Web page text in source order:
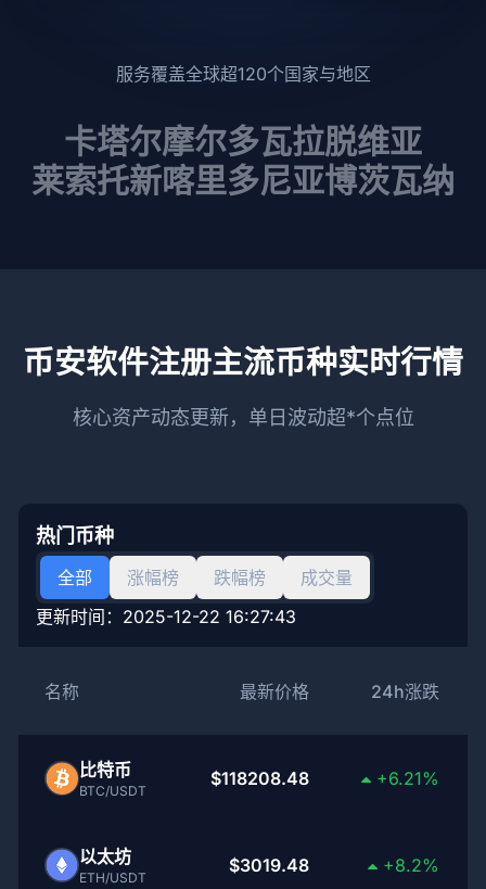
服务覆盖全球超120个国家与地区
卡塔尔摩尔多瓦拉脱维亚
莱索托新喀里多尼亚博茨瓦纳
币安软件注册主流币种实时行情
核心资产动态更新，单日波动超*个点位
热门币种
全部 涨幅榜 跌幅榜
成交量
更新时间： 2025-12-22 16:27:43
名称 最新价格 24h涨跌
比特币
BTC/USDT
$118208.48 +6.21%
以太坊
ETH/USDT
$3019.48 +8.2%